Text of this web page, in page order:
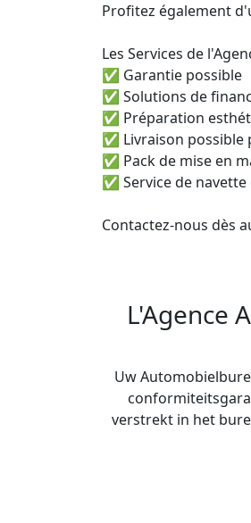
Profitez également
Les Services de
✅ Garantie possible
✅ Solutions de
✅ Préparation
✅ Livraison possible
✅ Pack de mise en
✅ Service de
Contactez-nous dès
L'Agence
Uw
verstrekt in het